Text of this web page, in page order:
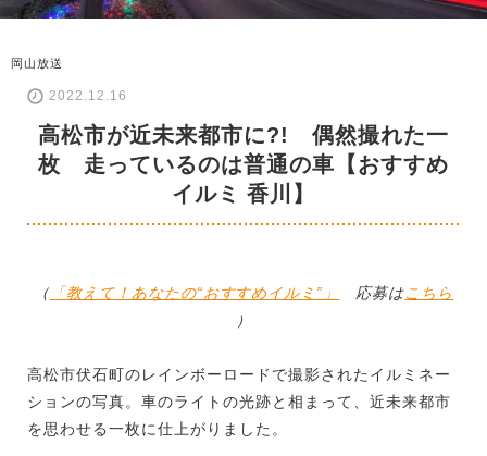
岡山放送
2022.12.16
高松市が近未来都市に?! 偶然撮れた一
枚 走っているのは普通の車【おすすめ
イルミ 香川】
（ 「教えて！あなたの“おすすめイルミ”」 応募はこちら
）
高松市伏石町のレインボーロードで撮影されたイルミネー
ションの写真。車のライトの光跡と相まって、近未来都市
を思わせる一枚に仕上がりました。